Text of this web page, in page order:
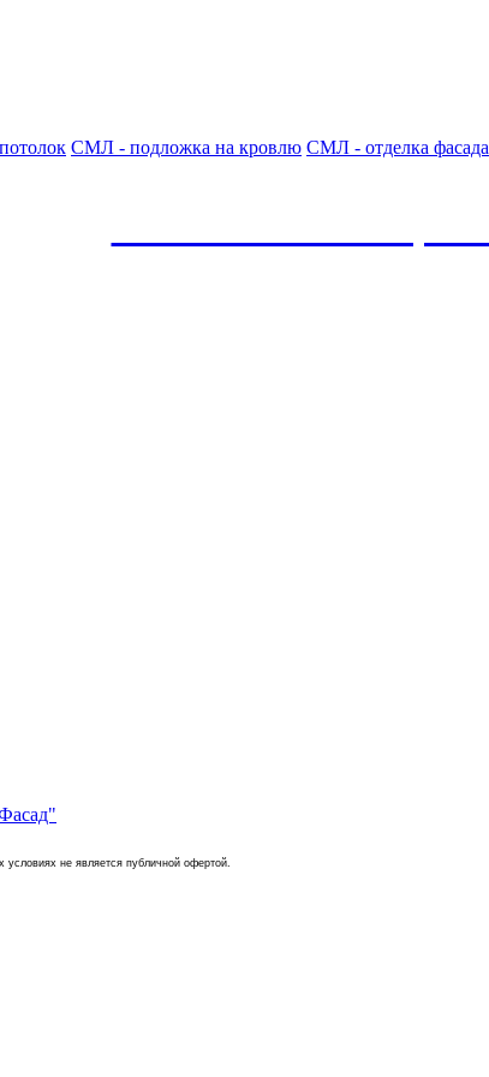
СМЛ - подложка на кровлю СМЛ - отделка фасада
условиях не является публичной офертой.